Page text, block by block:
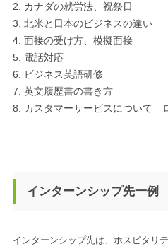
カナダの就労法、祝祭日
北米と日本のビジネスの違い
面接の受け方、模擬面接
電話対応
ビジネス英語研修
英文履歴書の書き方
カスタマーサービスについて
インターンシップ先一例
インターンシップ先は、ホスピタリ